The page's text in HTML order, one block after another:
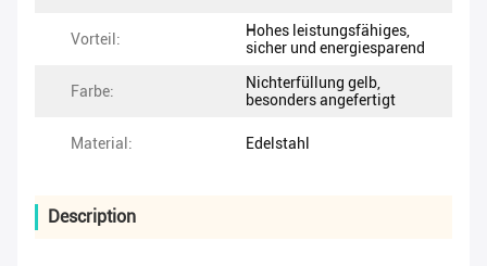
Vorteil:
Hohes leistungsfähiges,
sicher und energiesparend
Farbe:
Nichterfüllung gelb,
besonders angefertigt
Material: Edelstahl
Description